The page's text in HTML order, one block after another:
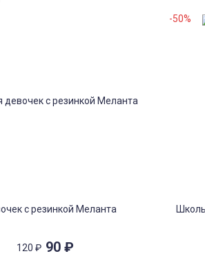
с резинкой Меланта
120₽ 90₽
-50%